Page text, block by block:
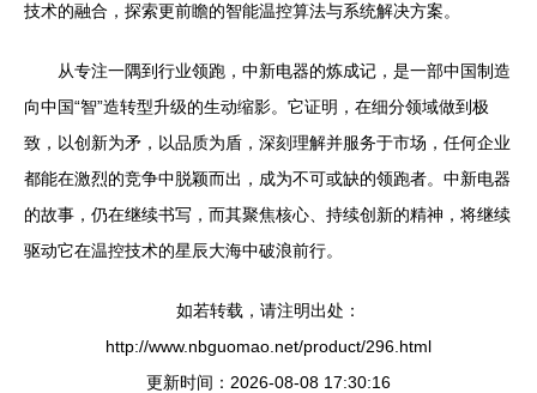
技术的融合，探索更前瞻的智能温控算法与系统解决方案。
从专注一隅到行业领跑，中新电器的炼成记，是一部中国制造
向中国“智”造转型升级的生动缩影。它证明，在细分领域做到极
致，以创新为矛，以品质为盾，深刻理解并服务于市场，任何企业
都能在激烈的竞争中脱颖而出，成为不可或缺的领跑者。中新电器
的故事，仍在继续书写，而其聚焦核心、持续创新的精神，将继续
驱动它在温控技术的星辰大海中破浪前行。
如若转载，请注明出处：
http://www.nbguomao.net/product/296.html
更新时间：2026-08-08 17:30:16